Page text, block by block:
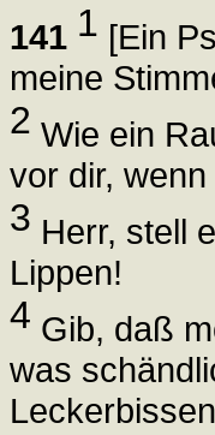
141 1 [Ein
meine
2 Wie ein
vor dir,
3 Herr, stell
Lippen!
4 Gib, daß
was